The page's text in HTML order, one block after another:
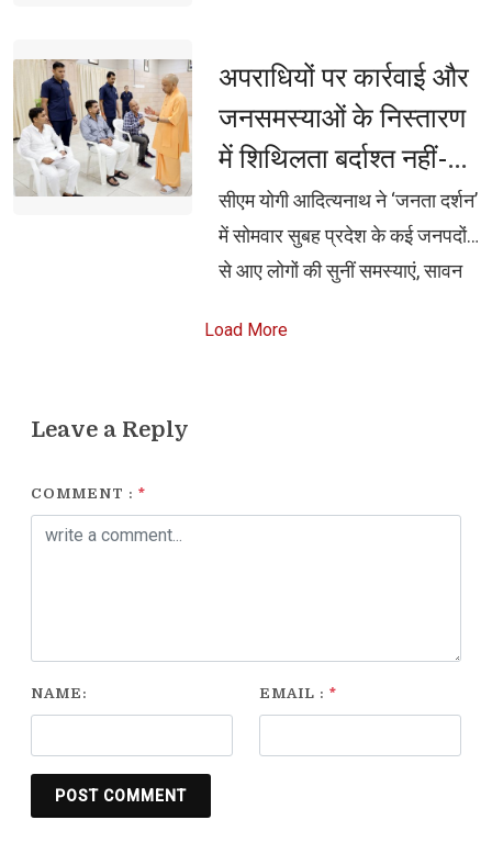
अपराधियों पर कार्रवाई और
जनसमस्याओं के निस्तारण
में शिथिलता बर्दाश्त नहीं-
मुख्यमंत्री
सीएम योगी आदित्यनाथ ने ‘जनता दर्शन’
में सोमवार सुबह प्रदेश के कई जनपदों
से आए लोगों की सुनीं समस्याएं, सावन
मानसून सत्र के शासकीय दायित्वों के
Load More
Leave a Reply
COMMENT : *
NAME: EMAIL : *
POST COMMENT